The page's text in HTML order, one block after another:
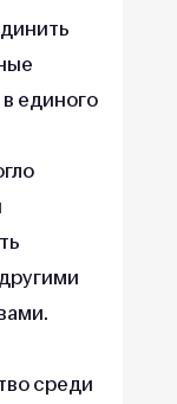
единого
среди